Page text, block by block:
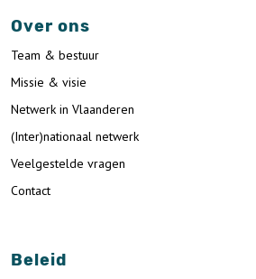
Over ons
Team & bestuur
Missie & visie
Netwerk in Vlaanderen
(Inter)nationaal netwerk
Veelgestelde vragen
Contact
Beleid